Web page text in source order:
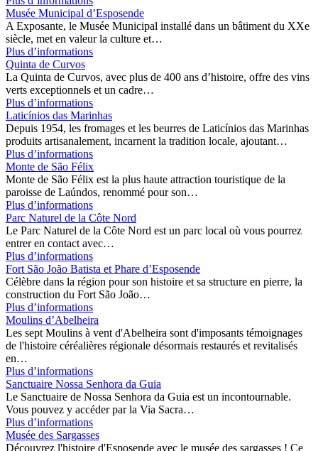
Musée Municipal d’Esposende
A Exposante, le Musée Municipal installé dans un bâtiment du XXe
siècle, met en valeur la culture et…
Plus d’informations
Quinta de Curvos
La Quinta de Curvos, avec plus de 400 ans d’histoire, offre des vins
verts exceptionnels et un cadre…
Plus d’informations
Laticínios das Marinhas
Depuis 1954, les fromages et les beurres de Laticínios das Marinhas
produits artisanalement, incarnent la tradition locale, ajoutant…
Plus d’informations
Monte de São Félix
Monte de São Félix est la plus haute attraction touristique de la
paroisse de Laúndos, renommé pour son…
Plus d’informations
Parc Naturel de la Côte Nord
Le Parc Naturel de la Côte Nord est un parc local où vous pourrez
entrer en contact avec…
Plus d’informations
Fort São João Batista et Phare d’Esposende
Célèbre dans la région pour son histoire et sa structure en pierre, la
construction du Fort São João…
Plus d’informations
Moulins d’Abelheira
Les sept Moulins à vent d'Abelheira sont d'imposants témoignages
de l'histoire céréalières régionale désormais restaurés et revitalisés
en…
Plus d’informations
Sanctuaire Nossa Senhora da Guia
Le Sanctuaire de Nossa Senhora da Guia est un incontournable.
Vous pouvez y accéder par la Via Sacra…
Plus d’informations
Musée des Sargasses
Découvrez l'histoire d'Esposende avec le musée des sargasses ! Ce